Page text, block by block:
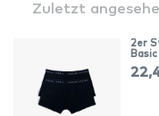
Zuletzt
2er